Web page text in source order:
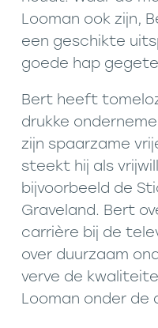
Looman ook zijn,
een geschikte
goede hap
Bert heeft
drukke
zijn spaarzame
steekt hij als
bijvoorbeeld de
Graveland. Bert
carrière bij de
over duurzaam
verve de
Looman onder de